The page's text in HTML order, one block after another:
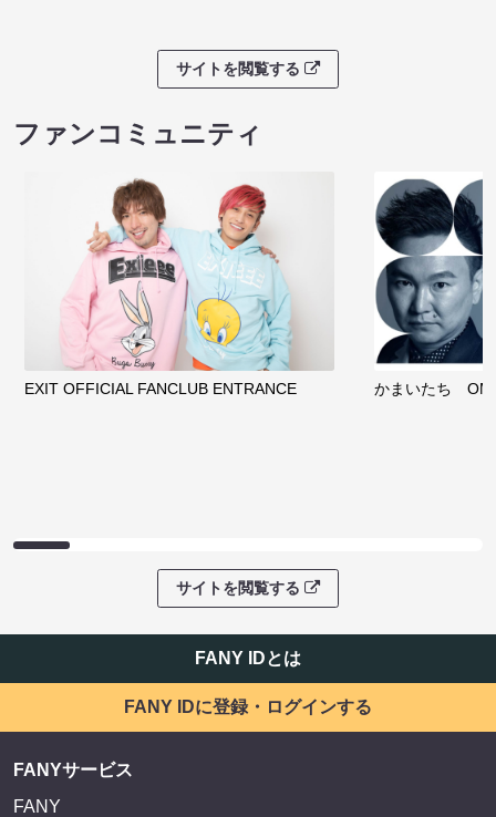
サイトを閲覧する
ファンコミュニティ
EXIT OFFICIAL FANCLUB ENTRANCE かまいたち
サイトを閲覧する
FANY IDとは
FANY IDに登録・ログインする
FANYサービス
FANY